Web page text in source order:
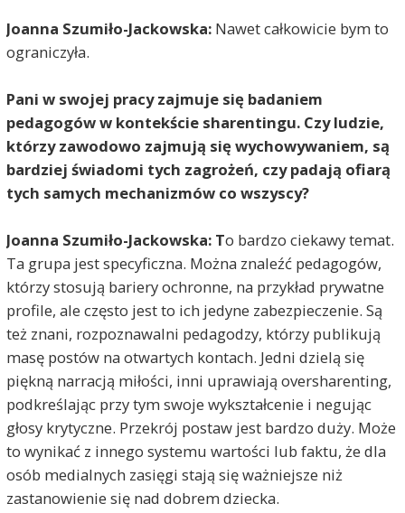
Joanna Szumiło-Jackowska: Nawet całkowicie bym to
ograniczyła.
Pani w swojej pracy zajmuje się badaniem
pedagogów w kontekście sharentingu. Czy ludzie,
którzy zawodowo zajmują się wychowywaniem, są
bardziej świadomi tych zagrożeń, czy padają ofiarą
tych samych mechanizmów co wszyscy?
Joanna Szumiło-Jackowska:To bardzo ciekawy temat.
Ta grupa jest specyficzna. Można znaleźć pedagogów,
którzy stosują bariery ochronne, na przykład prywatne
profile, ale często jest to ich jedyne zabezpieczenie. Są
też znani, rozpoznawalni pedagodzy, którzy publikują
masę postów na otwartych kontach. Jedni dzielą się
piękną narracją miłości, inni uprawiają oversharenting,
podkreślając przy tym swoje wykształcenie i negując
głosy krytyczne. Przekrój postaw jest bardzo duży. Może
to wynikać z innego systemu wartości lub faktu, że dla
osób medialnych zasięgi stają się ważniejsze niż
zastanowienie się nad dobrem dziecka.